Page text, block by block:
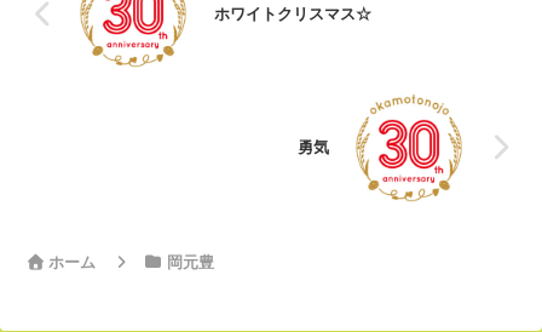
ホワイトクリスマス☆
勇気
ホーム 岡元豊